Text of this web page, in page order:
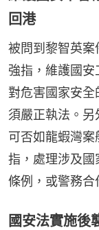
回港
被問到黎智英
強指，維護國
對危害國家安
須嚴正執法。另
可否如龍蝦灣
指，處理涉及
條例，或警務合
國安法實施